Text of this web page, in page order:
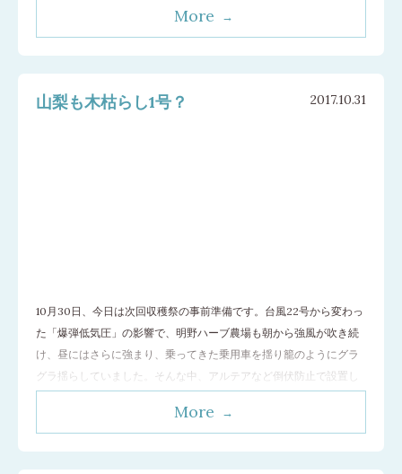
きく広がった根っこに苦闘しながらもみなさんいい笑顔です。 慣れ
More
山梨も木枯らし1号？ 2017.10.31
10月30日、今日は次回収穫祭の事前準備です。台風22号から変わっ
た「爆弾低気圧」の影響で、明野ハーブ農場も朝から強風が吹き続
け、昼にはさらに強まり、乗ってきた乗用車を揺り籠のようにグラ
グラ揺らしていました。そんな中、アルテアなど倒伏防止で設置し
いました。 アルテアの茎は、繊維が多くて硬く、直径3cmを超える
More